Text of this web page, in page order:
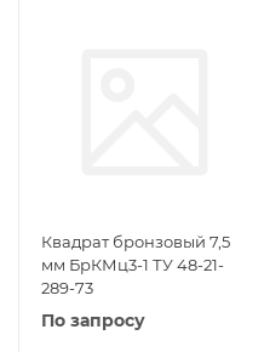
Квадрат бронзовый 7,5
мм БрКМц3-1 ТУ 48-21-
289-73
По запросу